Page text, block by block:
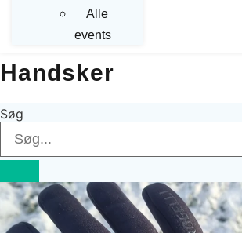
Alle
events
Handsker
Søg